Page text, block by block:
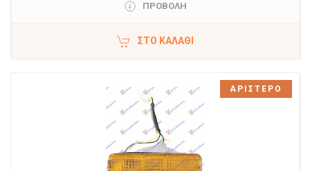
ΠΡΟΒΟΛΗ
ΣΤΟ ΚΑΛΆΘΙ
ΑΡΙΣΤΕΡΟ